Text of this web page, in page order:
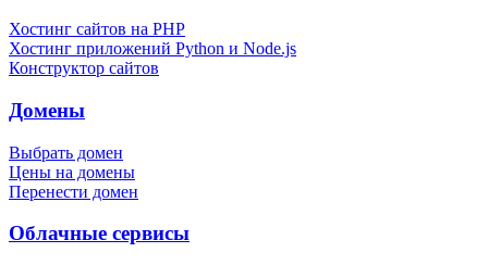
Хостинг сайтов на PHP
Хостинг приложений Python и Node.js
Конструктор сайтов
Домены
Выбрать домен
Цены на домены
Перенести домен
Облачные сервисы